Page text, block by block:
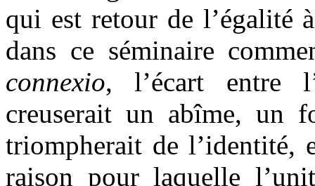
qui est retour de l’égalité
dans ce séminaire
connexio, l’écart entre
creuserait un abîme, un
triompherait de l’identité,
raison pour laquelle